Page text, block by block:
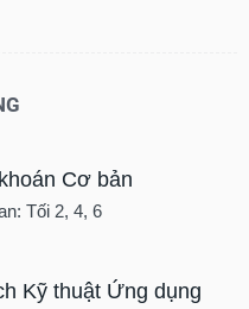
Cơ bản
Tối 2, 4, 6
Kỹ thuật Ứng dụng